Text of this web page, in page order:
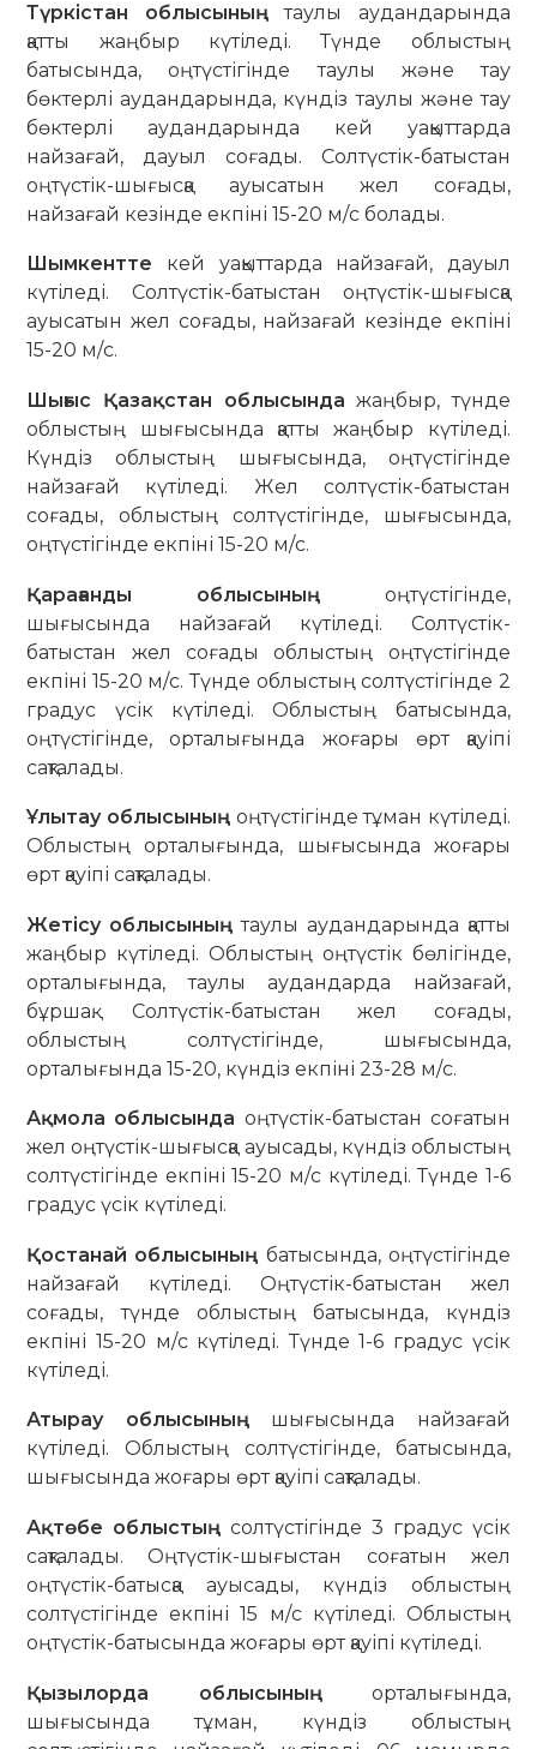
Түркістан облысыныңтаулы аудандарында
қатты жаңбыр күтіледі. Түнде облыстың
батысында, оңтүстігінде таулы және тау
бөктерлі аудандарында, күндіз таулы және тау
бөктерлі аудандарында кей уақыттарда
найзағай, дауыл соғады. Солтүстік-батыстан
оңтүстік-шығысқа ауысатын жел соғады,
найзағай кезінде екпіні 15-20 м/с болады.
Шымкентте кей уақыттарда найзағай, дауыл
күтіледі. Солтүстік-батыстан оңтүстік-шығысқа
ауысатын жел соғады, найзағай кезінде екпіні
15-20 м/с.
Шығыс Қазақстан облысында жаңбыр, түнде
облыстың шығысында қатты жаңбыр күтіледі.
Күндіз облыстың шығысында, оңтүстігінде
найзағай күтіледі. Жел солтүстік-батыстан
соғады, облыстың солтүстігінде, шығысында,
оңтүстігінде екпіні 15-20 м/с.
Қарағанды облысының оңтүстігінде,
шығысында найзағай күтіледі. Солтүстік-
батыстан жел соғады облыстың оңтүстігінде
екпіні 15-20 м/с. Түнде облыстың солтүстігінде 2
градус үсік күтіледі. Облыстың батысында,
оңтүстігінде, орталығында жоғары өрт қауіпі
сақталады.
Ұлытау облысының оңтүстігінде тұман күтіледі.
Облыстың орталығында, шығысында жоғары
өрт қауіпі сақталады.
Жетісу облысының таулы аудандарында қатты
жаңбыр күтіледі. Облыстың оңтүстік бөлігінде,
орталығында, таулы аудандарда найзағай,
бұршақ. Солтүстік-батыстан жел соғады,
облыстың солтүстігінде, шығысында,
орталығында 15-20, күндіз екпіні 23-28 м/с.
Ақмола облысында оңтүстік-батыстан соғатын
жел оңтүстік-шығысқа ауысады, күндіз облыстың
солтүстігінде екпіні 15-20 м/с күтіледі. Түнде 1-6
градус үсік күтіледі.
Қостанай облысының батысында, оңтүстігінде
найзағай күтіледі. Оңтүстік-батыстан жел
соғады, түнде облыстың батысында, күндіз
екпіні 15-20 м/с күтіледі. Түнде 1-6 градус үсік
күтіледі.
Атырау облысының шығысында найзағай
күтіледі. Облыстың солтүстігінде, батысында,
шығысында жоғары өрт қауіпі сақталады.
Ақтөбе облыстың солтүстігінде 3 градус үсік
сақталады. Оңтүстік-шығыстан соғатын жел
оңтүстік-батысқа ауысады, күндіз облыстың
солтүстігінде екпіні 15 м/с күтіледі. Облыстың
оңтүстік-батысында жоғары өрт қауіпі күтіледі.
Қызылорда облысыныңорталығында,
шығысында тұман, күндіз облыстың